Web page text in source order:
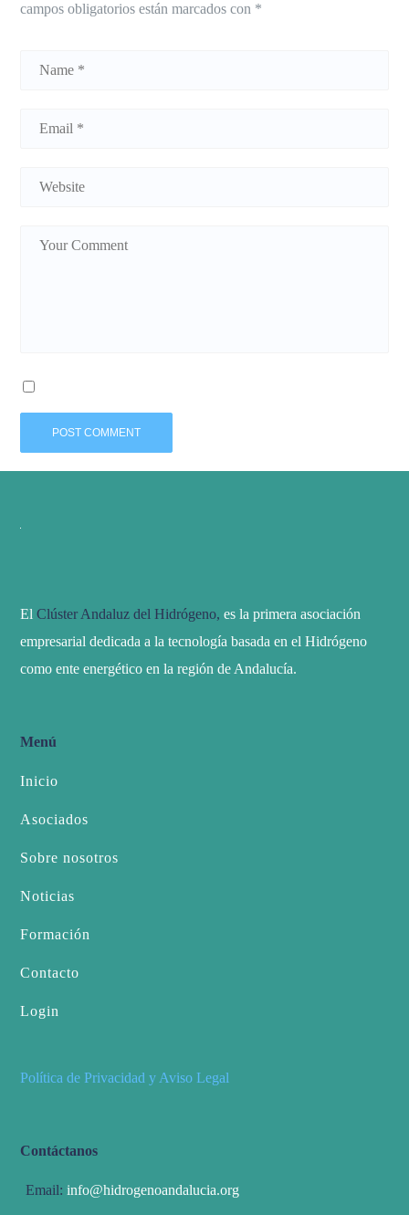
campos obligatorios están marcados con *
El Clúster Andaluz del Hidrógeno, es la primera asociación
empresarial dedicada a la tecnología basada en el Hidrógeno
como ente energético en la región de Andalucía.
Menú
Inicio
Asociados
Sobre nosotros
Noticias
Formación
Contacto
Login
Política de Privacidad y Aviso Legal
Contáctanos
Email: info@hidrogenoandalucia.org